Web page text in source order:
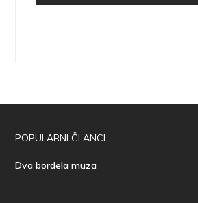
POPULARNI ČLANCI
Dva bordela muza